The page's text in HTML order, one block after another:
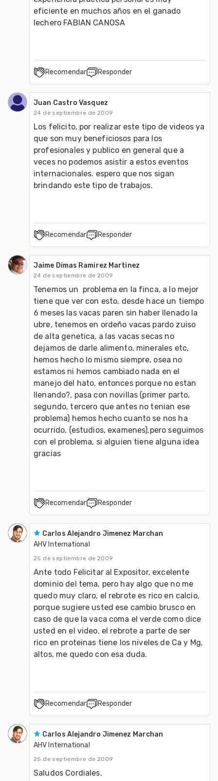
eficiente en muchos años en el ganado
lechero FABIAN CANOSA
Recomendar Responder
Juan Castro Vasquez
24 de septiembre de 2009
Los felicito, por realizar este tipo de videos ya
que son muy beneficiosos para los
profesionales y publico en general que a
veces no podemos asistir a estos eventos
internacionales. espero que nos sigan
brindando este tipo de trabajos.
Recomendar Responder
Jaime Dimas Ramirez Martinez
24 de septiembre de 2009
Tenemos un  problema en la finca, a lo mejor
tiene que ver con esto, desde hace un tiempo
6 meses las vacas paren sin haber llenado la
ubre, tenemos en ordeño vacas pardo zuiso
de alta genetica, a las vacas secas no
dejamos de darle alimento, minerales etc,
hemos hecho lo mismo siempre, osea no
estamos ni hemos cambiado nada en el
manejo del hato, entonces porque no estan
llenando?, pasa con novillas (primer parto,
segundo, tercero que antes no tenian ese
problema) hemos hecho cuanto se nos ha
ocurrido, (estudios, examenes),pero seguimos
con el problema, si alguien tiene alguna idea
gracias
Recomendar Responder
Carlos Alejandro Jimenez Marchan
AHV International
25 de septiembre de 2009
Ante todo Felicitar al Expositor, excelente
dominio del tema, pero hay algo que no me
quedo muy claro, el rebrote es rico en calcio,
porque sugiere usted ese cambio brusco en
caso de que la vaca coma el verde como dice
usted en el video, el rebrote a parte de ser
rico en proteinas tiene los niveles de Ca y Mg,
Recomendar Responder
Carlos Alejandro Jimenez Marchan
AHV International
25 de septiembre de 2009
Saludos Cordiales.